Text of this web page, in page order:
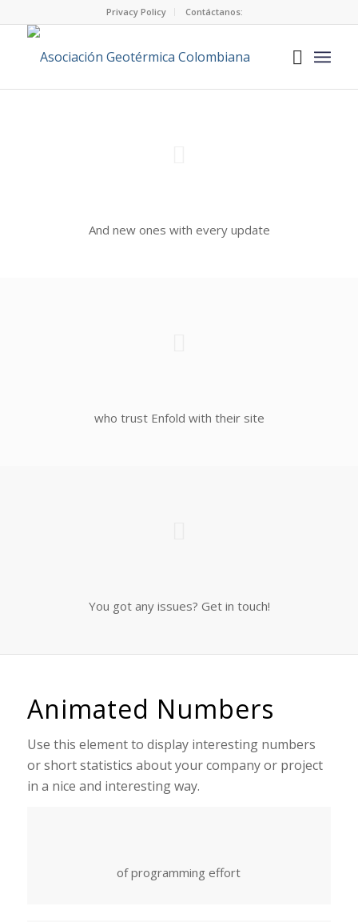
Privacy Policy Contáctanos:
And new ones with every update
who trust Enfold with their site
You got any issues? Get in touch!
Animated Numbers
Use this element to display interesting numbers
or short statistics about your company or project
in a nice and interesting way.
of programming effort